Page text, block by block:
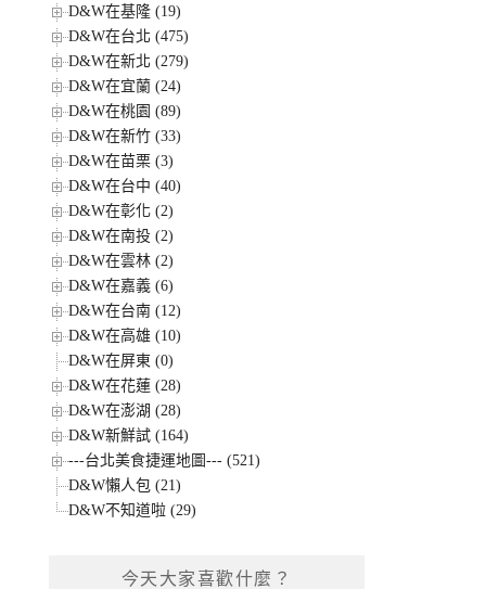
D&W在基隆 (19)
D&W在台北 (475)
D&W在新北 (279)
D&W在宜蘭 (24)
D&W在桃園 (89)
D&W在新竹 (33)
D&W在苗栗 (3)
D&W在台中 (40)
D&W在彰化 (2)
D&W在南投 (2)
D&W在雲林 (2)
D&W在嘉義 (6)
D&W在台南 (12)
D&W在高雄 (10)
D&W在屏東 (0)
D&W在花蓮 (28)
D&W在澎湖 (28)
D&W新鮮試 (164)
---台北美食捷運地圖--- (521)
D&W懶人包 (21)
D&W不知道啦 (29)
今天大家喜歡什麼？